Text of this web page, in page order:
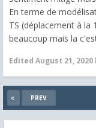
En terme de
TS (déplacement à la
beaucoup mais la
Edited August 21, 2020
PREV